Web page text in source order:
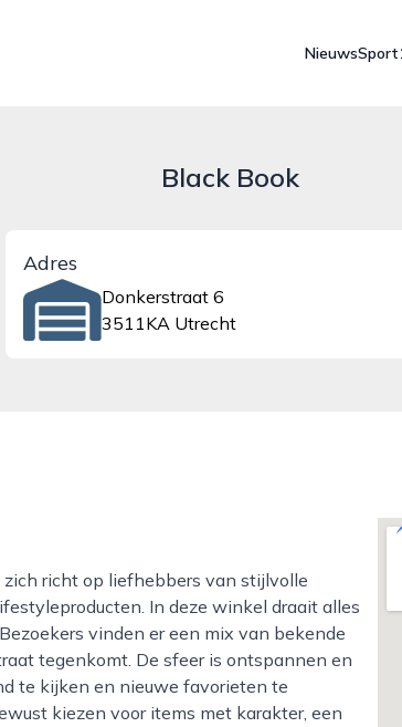
NieuwsSport
Black Book
Adres
Donkerstraat 6
3511KA Utrecht
In deze winkel draait alles
vinden er een mix van bekende
tegenkomt. De sfeer is ontspannen en
te kijken en nieuwe favorieten te
kiezen voor items met karakter, een